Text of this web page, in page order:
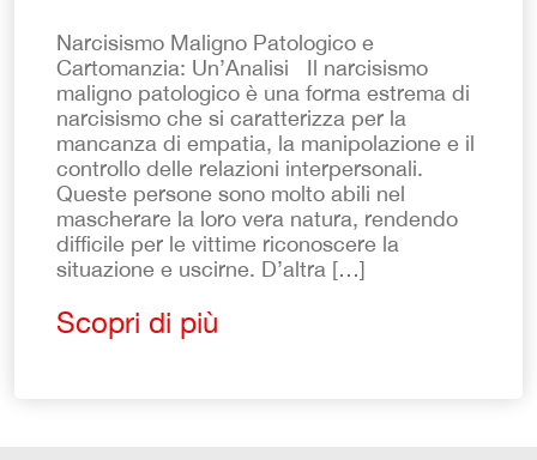
Narcisismo Maligno Patologico e
Cartomanzia: Un’Analisi Il narcisismo
maligno patologico è una forma estrema di
narcisismo che si caratterizza per la
mancanza di empatia, la manipolazione e il
controllo delle relazioni interpersonali.
Queste persone sono molto abili nel
mascherare la loro vera natura, rendendo
difficile per le vittime riconoscere la
situazione e uscirne. D’altra […]
Scopri di più